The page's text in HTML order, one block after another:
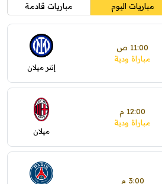
مباريات اليوم مباريات قادمة
11:00 ص
مباراة ودية
إنتر ميلان
12:00 م
مباراة ودية
ميلان
3:00 م